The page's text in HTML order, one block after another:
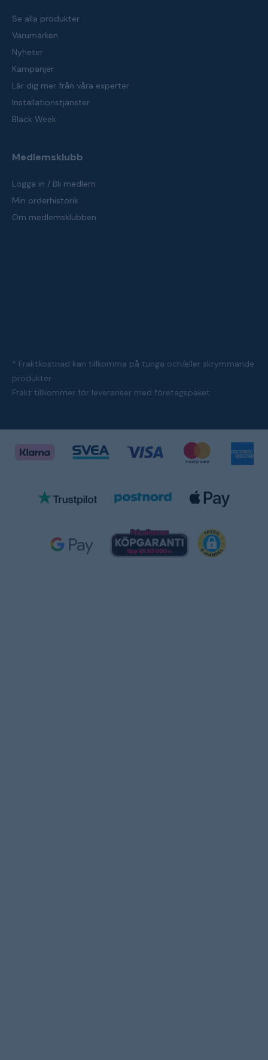
Se alla produkter
Varumärken
Nyheter
Kampanjer
Lär dig mer från våra experter
Installationstjänster
Black Week
Medlemsklubb
Logga in / Bli medlem
Min orderhistorik
Om medlemsklubben
* Fraktkostnad kan tillkomma på tunga och/eller skrymmande
produkter
Frakt tillkommer för leveranser med företagspaket